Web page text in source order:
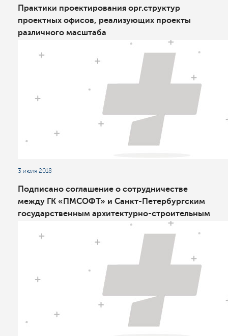
Практики проектирования орг.структур
проектных офисов, реализующих проекты
различного масштаба
3 июля 2018
Подписано соглашение о сотрудничестве
между ГК «ПМСОФТ» и Санкт-Петербургским
государственным архитектурнo-строительным